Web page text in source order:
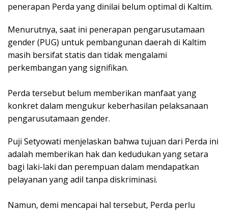
penerapan Perda yang dinilai belum optimal di Kaltim.
Menurutnya, saat ini penerapan pengarusutamaan
gender (PUG) untuk pembangunan daerah di Kaltim
masih bersifat statis dan tidak mengalami
perkembangan yang signifikan.
Perda tersebut belum memberikan manfaat yang
konkret dalam mengukur keberhasilan pelaksanaan
pengarusutamaan gender.
Puji Setyowati menjelaskan bahwa tujuan dari Perda ini
adalah memberikan hak dan kedudukan yang setara
bagi laki-laki dan perempuan dalam mendapatkan
pelayanan yang adil tanpa diskriminasi.
Namun, demi mencapai hal tersebut, Perda perlu